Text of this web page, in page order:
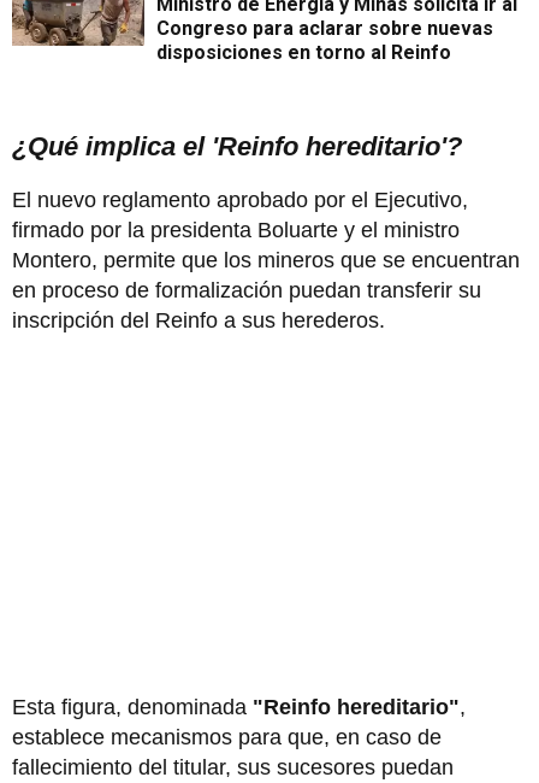
Congreso para aclarar sobre nuevas
disposiciones en torno al Reinfo
¿Qué implica el 'Reinfo hereditario'?
El nuevo reglamento aprobado por el Ejecutivo,
firmado por la presidenta Boluarte y el ministro
Montero, permite que los mineros que se encuentran
en proceso de formalización puedan transferir su
inscripción del Reinfo a sus herederos.
Esta figura, denominada "Reinfo hereditario",
establece mecanismos para que, en caso de
fallecimiento del titular, sus sucesores puedan